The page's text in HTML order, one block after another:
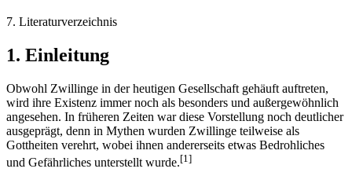
7. Literaturverzeichnis
1. Einleitung
Obwohl Zwillinge in der heutigen Gesellschaft gehäuft auftreten,
wird ihre Existenz immer noch als besonders und außergewöhnlich
angesehen. In früheren Zeiten war diese Vorstellung noch deutlicher
ausgeprägt, denn in Mythen wurden Zwillinge teilweise als
Gottheiten verehrt, wobei ihnen andererseits etwas Bedrohliches
und Gefährliches unterstellt wurde.[1]